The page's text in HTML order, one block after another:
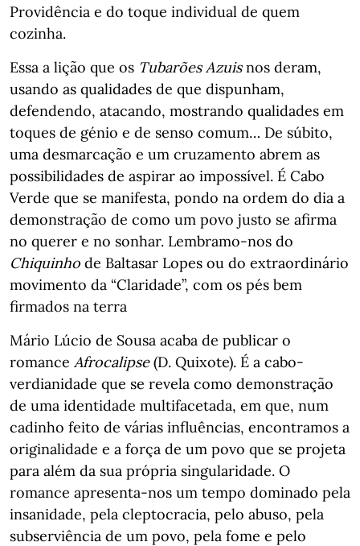
Providência e do toque individual de quem
cozinha.
Essa a lição que os Tubarões Azuisnos deram,
usando as qualidades de que dispunham,
defendendo, atacando, mostrando qualidades em
toques de génio e de senso comum… De súbito,
uma desmarcação e um cruzamento abrem as
possibilidades de aspirar ao impossível. É Cabo
Verde que se manifesta, pondo na ordem do dia a
demonstração de como um povo justo se afirma
no querer e no sonhar. Lembramo-nos do
Chiquinho de Baltasar Lopes ou do extraordinário
movimento da “Claridade”, com os pés bem
firmados na terra
Mário Lúcio de Sousa acaba de publicar o
romance Afrocalipse(D. Quixote). É a cabo-
verdianidade que se revela como demonstração
de uma identidade multifacetada, em que, num
cadinho feito de várias influências, encontramos a
originalidade e a força de um povo que se projeta
para além da sua própria singularidade. O
romance apresenta-nos um tempo dominado pela
insanidade, pela cleptocracia, pelo abuso, pela
subserviência de um povo, pela fome e pelo